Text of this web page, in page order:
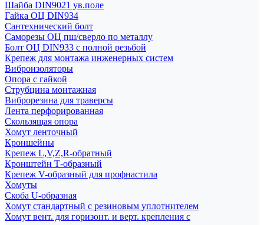
Шайба DIN9021 ув.поле
Гайка ОЦ DIN934
Сантехнический болт
Саморезы ОЦ пш/сверло по металлу
Болт ОЦ DIN933 с полной резьбой
Крепеж для монтажа инженерных систем
Виброизоляторы
Опора с гайкой
Струбцина монтажная
Виброрезина для траверсы
Лента перфорированная
Скользящая опора
Хомут ленточный
Кроншейны
Крепеж L,V,Z,R-обратный
Кронштейн Т-образный
Крепеж V-образный для профнастила
Хомуты
Скоба U-образная
Хомут стандартный с резиновым уплотнителем
Хомут вент. для горизонт. и верт. крепления с